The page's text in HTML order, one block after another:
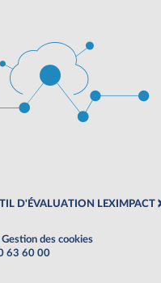
D'ÉVALUATION LEXIMPACT
Gestion des cookies
63 60 00